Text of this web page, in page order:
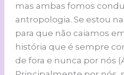
mas ambas fomos
antropologia. Se estou
para que não caiamos
história que é sempre
de fora e nunca por nós